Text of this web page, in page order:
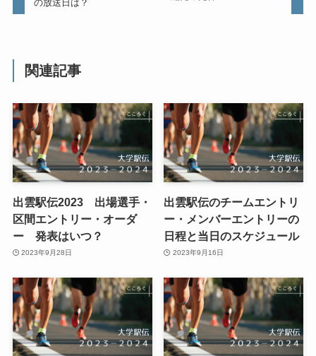
の放送日は？
関連記事
出雲駅伝2023 出場選手・
区間エントリー・オーダ
ー 発表はいつ？
2023年9月28日
出雲駅伝のチームエントリ
ー・メンバーエントリーの
日程と当日のスケジュール
2023年9月16日